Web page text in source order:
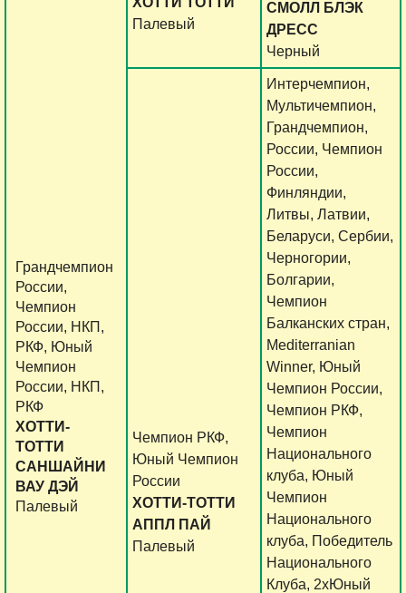
Грандчемпион
России,
Чемпион
России, НКП,
РКФ, Юный
Чемпион
России, НКП,
РКФ
ХОТТИ-
ТОТТИ
САНШАЙНИ
ВАУ ДЭЙ
Палевый
Палевый
СМОЛЛ БЛЭК
ДРЕСС
Черный
Чемпион РКФ,
Юный Чемпион
России
ХОТТИ-ТОТТИ
АППЛ ПАЙ
Палевый
Интерчемпион,
Мультичемпион,
Грандчемпион,
России, Чемпион
России,
Финляндии,
Литвы, Латвии,
Беларуси, Сербии,
Черногории,
Болгарии,
Чемпион
Балканских стран,
Mediterranian
Winner, Юный
Чемпион России,
Чемпион РКФ,
Чемпион
Национального
клуба, Юный
Чемпион
Национального
клуба, Победитель
Национального
Клуба, 2хЮный